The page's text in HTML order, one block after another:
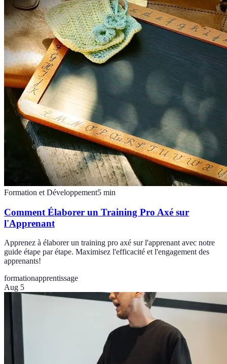
Formation et Développement5 min
Comment Élaborer un Training Pro Axé sur
l'Apprenant
Apprenez à élaborer un training pro axé sur l'apprenant avec notre
guide étape par étape. Maximisez l'efficacité et l'engagement des
apprenants!
formationapprentissage
Aug 5